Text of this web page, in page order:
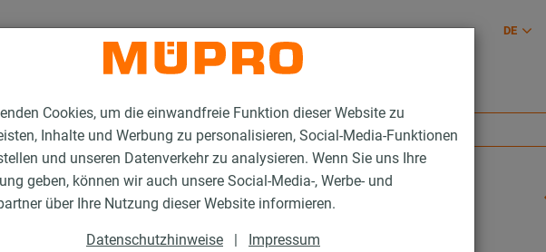
Cookies, um die einwandfreie Funktion dieser Website zu
Inhalte und Werbung zu personalisieren, Social-Media-Funktionen
und unseren Datenverkehr zu analysieren. Wenn Sie uns Ihre
geben, können wir auch unsere Social-Media-, Werbe- und
über Ihre Nutzung dieser Website informieren.
Datenschutzhinweise | Impressum
DE
für die Lüftungsbefestigung